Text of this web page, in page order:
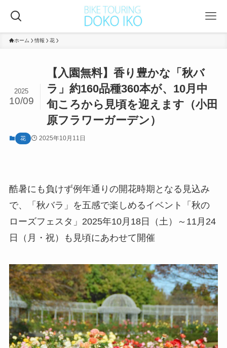
ホーム 情報 花
【入園無料】香り豊かな「秋バ
ラ」約160品種360本が、10月中
旬ころから見頃を迎えます（小田
原フラワーガーデン）
2025
10/09
花 2025年10月11日
酷暑にも負けず例年通りの開花時期となる見込み
で、「秋バラ」を五感で楽しめるイベント「秋の
ローズフェスタ」2025年10月18日（土）～11月24
日（月・祝）も見頃にあわせて開催